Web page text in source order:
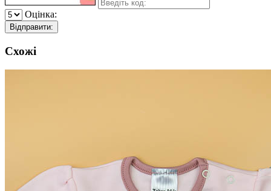
Оцінка:
Відправити:
Схожі